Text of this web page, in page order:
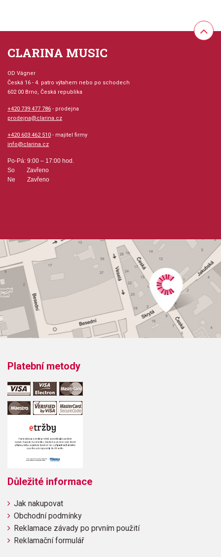
CLARINA MUSIC
OD Vágner
Česká 16 - 4. patro výtahem nebo po schodech
602 00 Brno, Česká republika
+420 739 477 786 - prodejna
prodejna@clarina.cz
+420 603 462 510 - majitel firmy
info@clarina.cz
Po-Pá: 9:00 – 17:00 hod.
So Zavřeno
Ne Zavřeno
Platební metody
Důležité informace
Jak nakupovat
Obchodní podmínky
Reklamace závady po prvním použití
Reklamační formulář